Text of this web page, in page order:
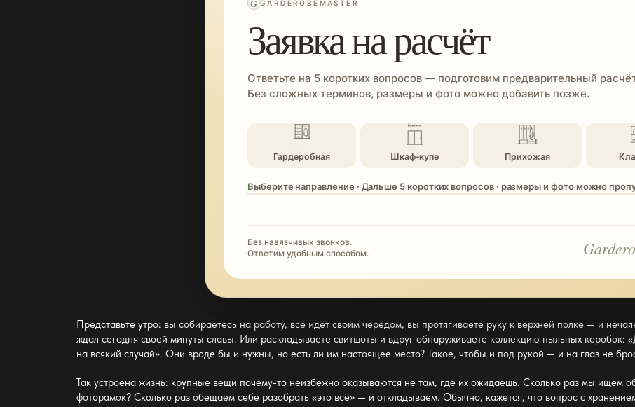
G GARDEROBEMASTER
Заявка на расчёт
Ответьте на 5 коротких вопросов — подготовим предварительный
Без сложных терминов, размеры и фото можно добавить позже.
Гардеробная Шкаф-купе Прихожая
Выберите направление · Дальше 5 коротких вопросов · размеры и фото можно
Без навязчивых звонков.
Ответим удобным способом.
Представьте утро: вы собираетесь на работу, всё идёт своим чередом, вы протягиваете руку к верхней полке — и
ждал сегодня своей минуты славы. Или раскладываете свитшоты и вдруг обнаруживаете коллекцию пыльных
на всякий случай». Они вроде бы и нужны, но есть ли им настоящее место? Такое, чтобы и под рукой — и на глаз не
Так устроена жизнь: крупные вещи почему-то неизбежно оказываются не там, где их ожидаешь. Сколько раз мы ищем
фоторамок? Сколько раз обещаем себе разобрать «это всё» — и откладываем. Обычно, кажется, что вопрос с